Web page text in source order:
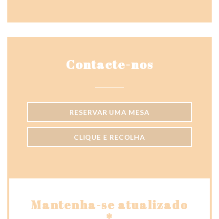
Contacte-nos
RESERVAR UMA MESA
CLIQUE E RECOLHA
Mantenha-se atualizado